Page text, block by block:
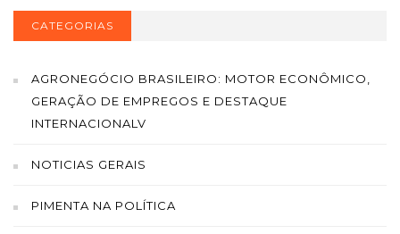
CATEGORIAS
AGRONEGÓCIO BRASILEIRO: MOTOR ECONÔMICO,
GERAÇÃO DE EMPREGOS E DESTAQUE
INTERNACIONALV
NOTICIAS GERAIS
PIMENTA NA POLÍTICA